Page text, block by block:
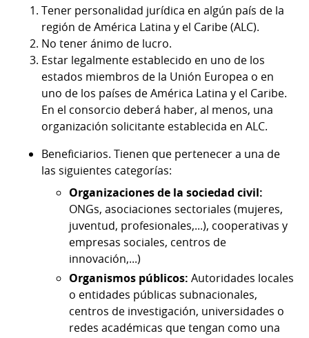
Tener personalidad jurídica en algún país de la
región de América Latina y el Caribe (ALC).
No tener ánimo de lucro.
Estar legalmente establecido en uno de los
estados miembros de la Unión Europea o en
uno de los países de América Latina y el Caribe.
En el consorcio deberá haber, al menos, una
organización solicitante establecida en ALC.
Beneficiarios. Tienen que pertenecer a una de
las siguientes categorías:
Organizaciones de la sociedad civil:
ONGs, asociaciones sectoriales (mujeres,
juventud, profesionales,...), cooperativas y
empresas sociales, centros de
innovación,...)
Organismos públicos: Autoridades locales
o entidades públicas subnacionales,
centros de investigación, universidades o
redes académicas que tengan como una